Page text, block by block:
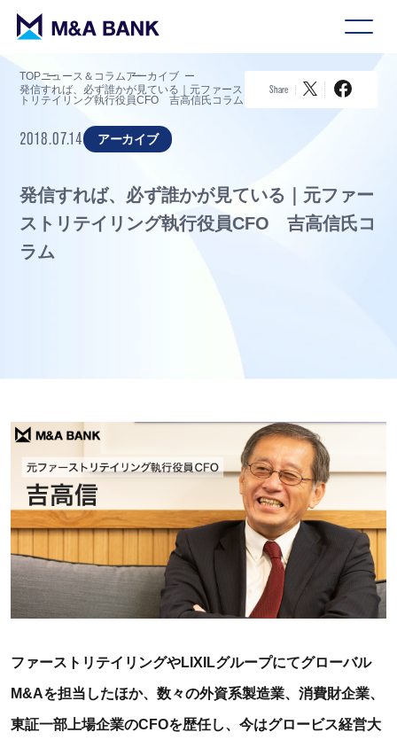
TOPニュース＆コラムアーカイブ
発信すれば、必ず誰かが見ている｜元ファース
トリテイリング執行役員CFO 吉高信氏コラム
Share
2018.07.14 アーカイブ
発信すれば、必ず誰かが見ている｜元ファー
ストリテイリング執行役員CFO 吉高信氏コ
ラム
ファーストリテイリングやLIXILグループにてグローバル
M&Aを担当したほか、数々の外資系製造業、消費財企業、
東証一部上場企業のCFOを歴任し、今はグロービス経営大